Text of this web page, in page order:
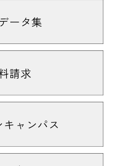
ータ集
請求
ャンパス